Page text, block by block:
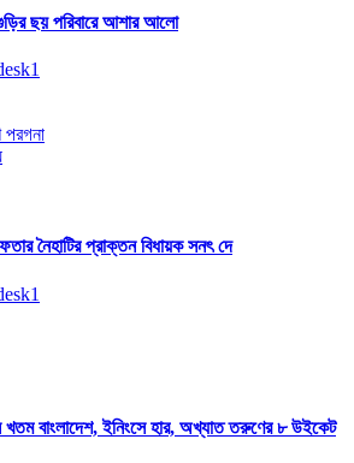
ছয় পরিবারে আশার আলো
নৈহাটির প্রাক্তন বিধায়ক সনৎ দে
খতম বাংলাদেশ, ইনিংসে হার, অখ্যাত তরুণের ৮ উইকেট